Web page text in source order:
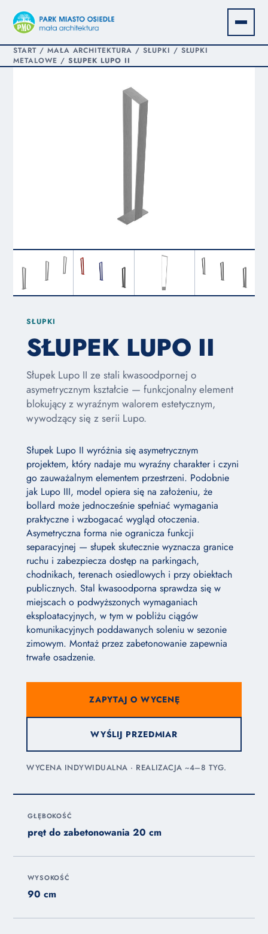
START/ MAŁA ARCHITEKTURA / SŁUPKI / SŁUPKI
METALOWE / SŁUPEK LUPO II
SŁUPKI
SŁUPEK LUPO II
Słupek Lupo II ze stali kwasoodpornej o
asymetrycznym kształcie — funkcjonalny element
blokujący z wyraźnym walorem estetycznym,
wywodzący się z serii Lupo.
Słupek Lupo II wyróżnia się asymetrycznym
projektem, który nadaje mu wyraźny charakter i czyni
go zauważalnym elementem przestrzeni. Podobnie
jak Lupo III, model opiera się na założeniu, że
bollard może jednocześnie spełniać wymagania
praktyczne i wzbogacać wygląd otoczenia.
Asymetryczna forma nie ogranicza funkcji
separacyjnej — słupek skutecznie wyznacza granice
ruchu i zabezpiecza dostęp na parkingach,
chodnikach, terenach osiedlowych i przy obiektach
publicznych. Stal kwasoodporna sprawdza się w
miejscach o podwyższonych wymaganiach
eksploatacyjnych, w tym w pobliżu ciągów
komunikacyjnych poddawanych soleniu w sezonie
zimowym. Montaż przez zabetonowanie zapewnia
trwałe osadzenie.
ZAPYTAJ O WYCENĘ
WYŚLIJ PRZEDMIAR
WYCENA INDYWIDUALNA · REALIZACJA ~4–8 TYG.
GŁĘBOKOŚĆ
pręt do zabetonowania 20 cm
WYSOKOŚĆ
90 cm